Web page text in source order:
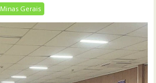
Minas Gerais